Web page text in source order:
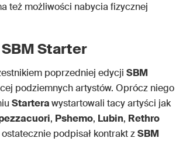
też możliwości nabycia fizycznej
Starter
poprzedniej edycji SBM
podziemnych artystów. Oprócz niego
Starterawystartowali tacy artyści jak
, Pshemo, Lubin, Rethro
ostatecznie podpisał kontrakt zSBM